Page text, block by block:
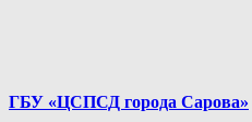
ГБУ «ЦСПСД города Сарова»